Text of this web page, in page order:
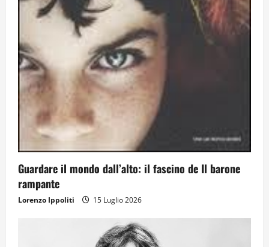
Guardare il mondo dall’alto: il fascino de Il barone
rampante
Lorenzo Ippoliti 15 Luglio 2026